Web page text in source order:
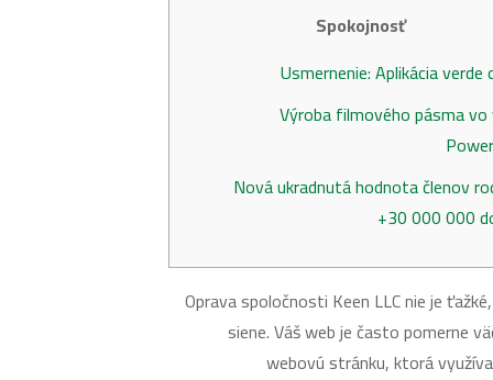
Spokojnosť
Usmernenie: Aplikácia verde
Výroba filmového pásma
Nová ukradnutá hodnota členov
30 000 000
Oprava spoločnosti Keen LLC nie je
siene. Váš web je často pomerne
webovú stránku, ktorá